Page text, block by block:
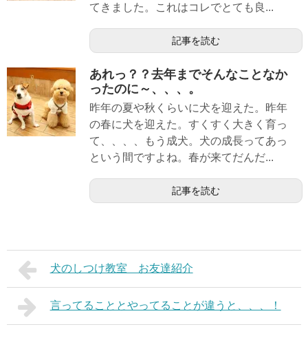
てきました。これはコレでとても良...
記事を読む
あれっ？？去年までそんなことなか
ったのに～、、、。
昨年の夏や秋くらいに犬を迎えた。昨年
の春に犬を迎えた。すくすく大きく育っ
て、、、、もう成犬。犬の成長ってあっ
という間ですよね。春が来てだんだ...
記事を読む
犬のしつけ教室 お友達紹介
言ってることとやってることが違うと、、、！